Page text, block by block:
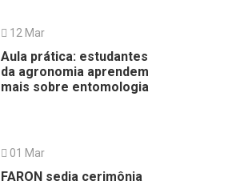
12 Mar
Aula prática: estudantes
da agronomia aprendem
mais sobre entomologia
01 Mar
FARON sedia cerimônia